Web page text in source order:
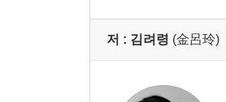
저 : 김려령 (金呂玲)